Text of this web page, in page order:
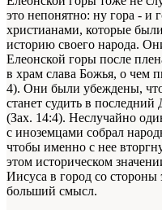
это непонятно: ну гора - и
христианами, которые
историю своего народа.
Елеонской горы после
в храм слава Божья, о чем
4). Они были убеждены,
станет судить в
(Зах. 14:4). Неслучайно
с иноземцами собрал
чтобы именно с нее
этом историческом
Иисуса в город со
больший смысл.